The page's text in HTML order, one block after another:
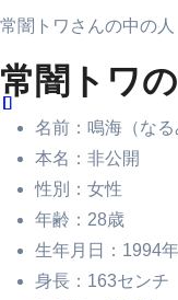
常闇トワさんの中の
常闇トワ
名前：鳴海（なる
本名：非公開
性別：女性
年齢：28歳
生年月日：1994
身長：163センチ